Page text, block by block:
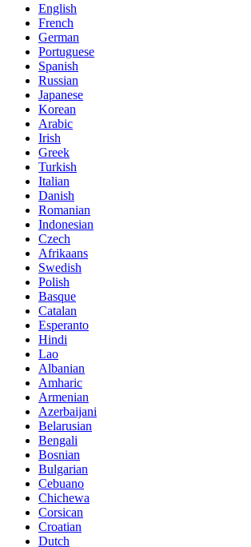
English
French
German
Portuguese
Spanish
Russian
Japanese
Korean
Arabic
Irish
Greek
Turkish
Italian
Danish
Romanian
Indonesian
Czech
Afrikaans
Swedish
Polish
Basque
Catalan
Esperanto
Hindi
Lao
Albanian
Amharic
Armenian
Azerbaijani
Belarusian
Bengali
Bosnian
Bulgarian
Cebuano
Chichewa
Corsican
Croatian
Dutch